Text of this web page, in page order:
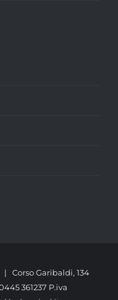
Garibaldi, 134
361237 P.iva